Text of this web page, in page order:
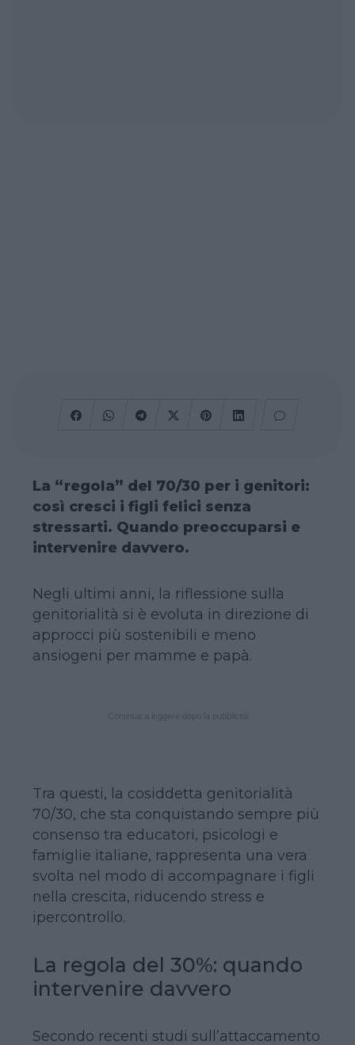
La “regola” del 70/30 per i genitori:
così cresci i figli felici senza
stressarti. Quando preoccuparsi e
intervenire davvero.
Negli ultimi anni, la riflessione sulla
genitorialità si è evoluta in direzione di
approcci più sostenibili e meno
ansiogeni per mamme e papà.
Tra questi, la cosiddetta genitorialità
70/30, che sta conquistando sempre più
consenso tra educatori, psicologi e
famiglie italiane, rappresenta una vera
svolta nel modo di accompagnare i figli
nella crescita, riducendo stress e
ipercontrollo.
La regola del 30%: quando
intervenire davvero
Secondo recenti studi sull’attaccamento